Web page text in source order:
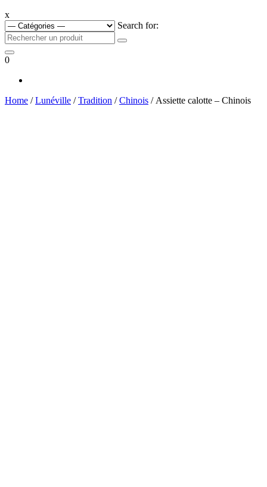
x
Search for:
0
Home /Lunéville /Tradition /Chinois / Assiette calotte – Chinois